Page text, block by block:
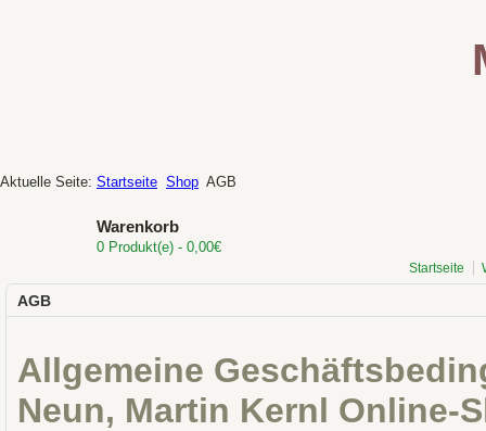
Aktuelle Seite: Startseite Shop AGB
Warenkorb
0 Produkt(e) - 0,00€
Startseite
AGB
Allgemeine
Neun, Martin Kernl Online-